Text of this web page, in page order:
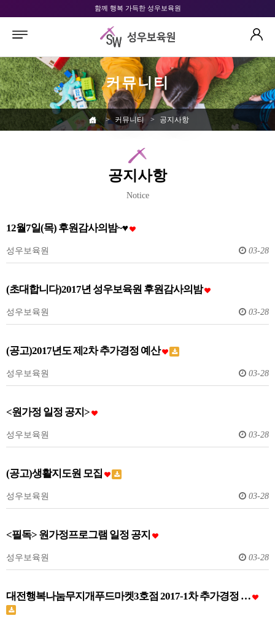
함께 행복 가득한 성우보육원
커뮤니티
> 커뮤니티 > 공지사항
공지사항
Notice
12월7일(목) 후원감사의밤~♥
성우보육원 03-28
(초대합니다)2017년 성우보육원 후원감사의밤
성우보육원 03-28
(공고)2017년도 제2차 추가경정 예산
성우보육원 03-28
<원가정 일정 공지>
성우보육원 03-28
(공고)생활지도원 모집
성우보육원 03-28
<필독> 원가정프로그램 일정 공지
성우보육원 03-28
대전행복나눔무지개푸드마켓3호점 2017-1차 추가경정 …